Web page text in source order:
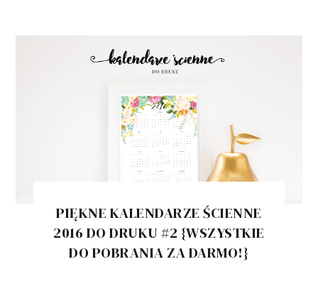
PIĘKNE KALENDARZE ŚCIENNE
2016 DO DRUKU #2 {WSZYSTKIE
DO POBRANIA ZA DARMO!}